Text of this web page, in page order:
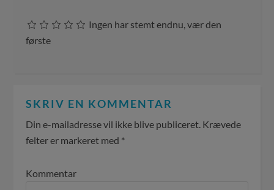
Ingen har stemt endnu, vær den
første
SKRIV EN KOMMENTAR
Din e-mailadresse vil ikke blive publiceret. Krævede
felter er markeret med *
Kommentar